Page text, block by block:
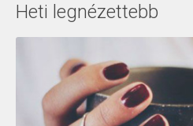
Heti legnézettebb